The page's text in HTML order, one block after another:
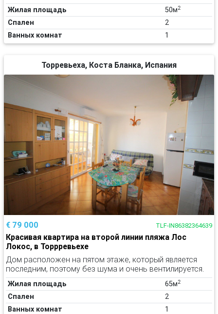
Жилая площадь 50м2
Спален
2
Ванных комнат
1
Торревьеха, Коста Бланка, Испания
€ 79 000 TLF-IN86382364639
Красивая квартира на второй линии пляжа Лос
Локос, в Торрревьехе
Дом расположен на пятом этаже, который является
последним, поэтому без шума и очень вентилируется.
Жилая площадь 65м2
Спален
2
Ванных комнат
1